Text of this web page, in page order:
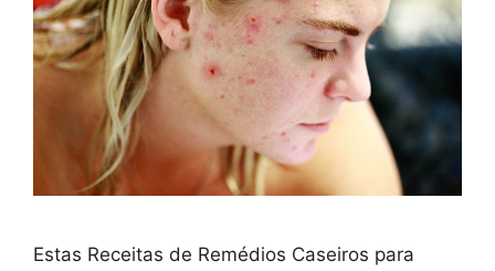
Estas Receitas de Remédios Caseiros para